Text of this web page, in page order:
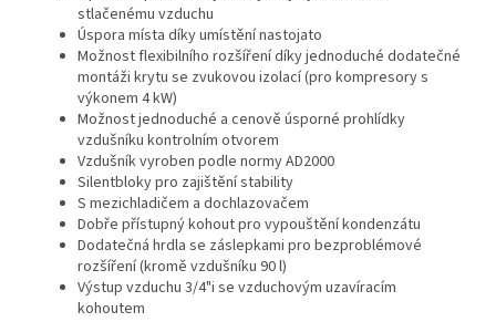
stlačenému vzduchu
Úspora místa díky umístění nastojato
Možnost flexibilního rozšíření díky jednoduché dodatečné
montáži krytu se zvukovou izolací (pro kompresory s
výkonem 4 kW)
Možnost jednoduché a cenově úsporné prohlídky
vzdušníku kontrolním otvorem
Vzdušník vyroben podle normy AD2000
Silentbloky pro zajištění stability
S mezichladičem a dochlazovačem
Dobře přístupný kohout pro vypouštění kondenzátu
Dodatečná hrdla se záslepkami pro bezproblémové
rozšíření (kromě vzdušníku 90 l)
Výstup vzduchu 3/4"i se vzduchovým uzavíracím
kohoutem